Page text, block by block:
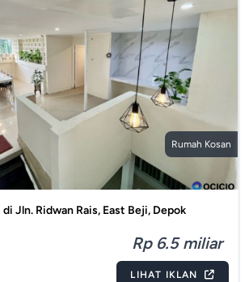
Rumah Kosan
Jln. Ridwan Rais, East Beji, Depok
Rp 6.5 miliar
LIHAT IKLAN